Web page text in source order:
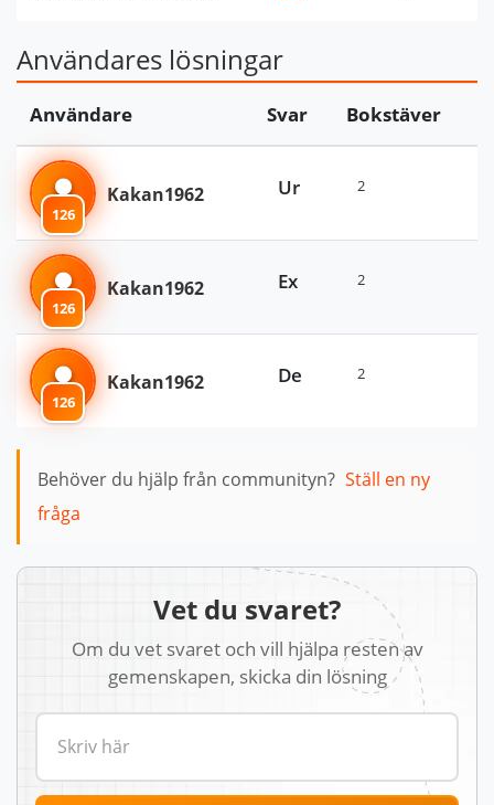
Användares lösningar
Användare Svar Bokstäver
126
Kakan1962 Ur 2
126
Kakan1962 Ex 2
126
Kakan1962 De 2
Behöver du hjälp från communityn? Ställ en ny
fråga
Vet du svaret?
Om du vet svaret och vill hjälpa resten av
gemenskapen, skicka din lösning